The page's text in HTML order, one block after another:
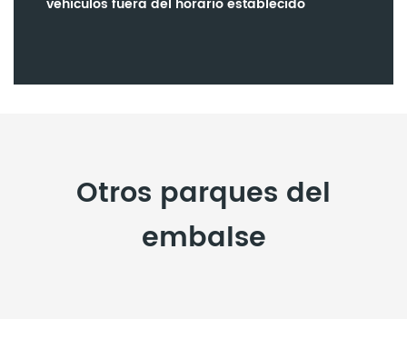
Otros parques del
embalse